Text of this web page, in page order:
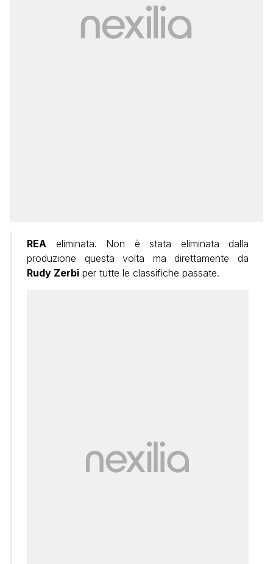
REA eliminata. Non è stata eliminata dalla
produzione questa volta ma direttamente da
Rudy Zerbi per tutte le classifiche passate.